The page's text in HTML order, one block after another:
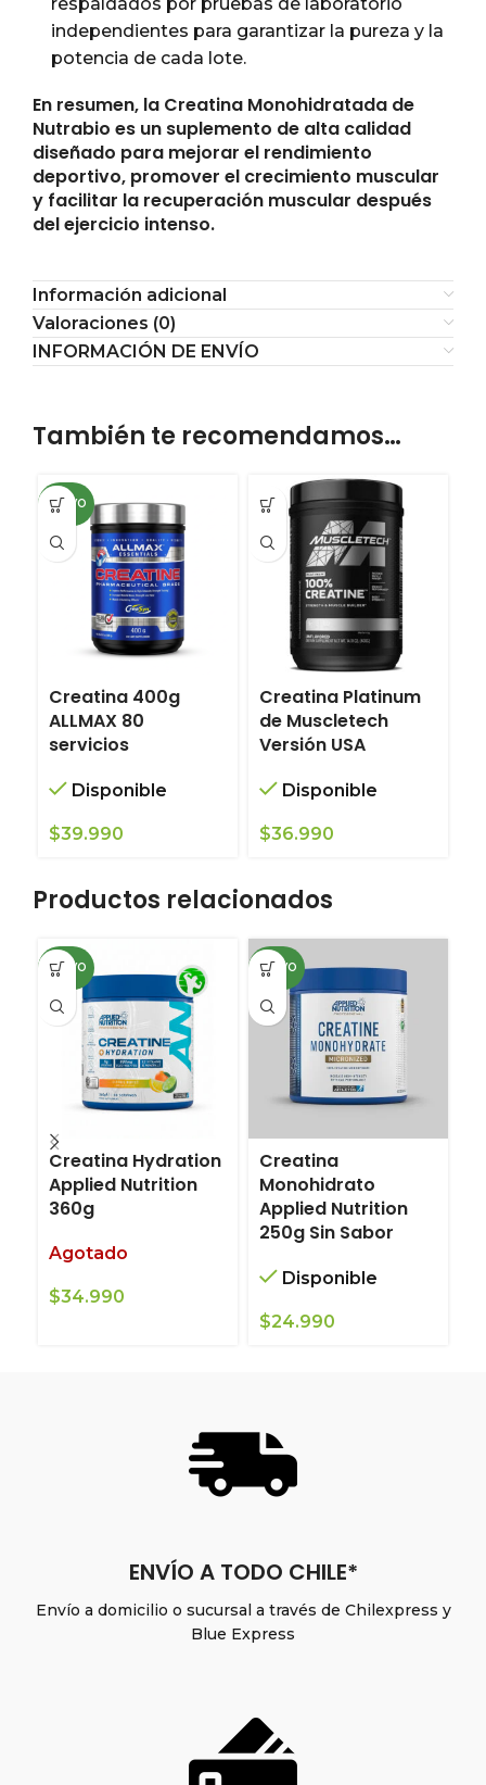
independientes para garantizar la pureza y la
potencia de cada lote.
En resumen, la Creatina Monohidratada de
Nutrabio es un suplemento de alta calidad
diseñado para mejorar el rendimiento
deportivo, promover el crecimiento muscular
y facilitar la recuperación muscular después
del ejercicio intenso.
Información adicional
Valoraciones (0)
INFORMACIÓN DE ENVÍO
También te recomendamos…
NUEVO
Creatina 400g
ALLMAX 80
servicios
Disponible
$39.990
Creatina Platinum
de Muscletech
Versión USA
Disponible
$36.990
Productos relacionados
NUEVO
Creatina Hydration
Applied Nutrition
360g
Agotado
$34.990
NUEVO
Creatina
Monohidrato
Applied Nutrition
250g Sin Sabor
Disponible
$24.990
ENVÍO A TODO CHILE*
Envío a domicilio o sucursal a través de Chilexpress y
Blue Express